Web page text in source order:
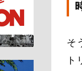
そ
ト